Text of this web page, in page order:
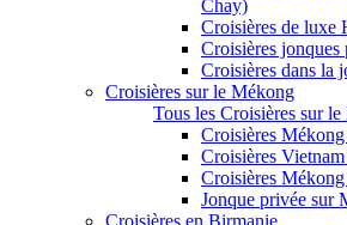
Chay)
Croisières de luxe
Croisières jonques
Croisières dans la
Croisières sur le Mékong
Tous les Croisières sur
Croisières
Croisières
Croisières
Jonque privée sur
Croisières en Birmanie